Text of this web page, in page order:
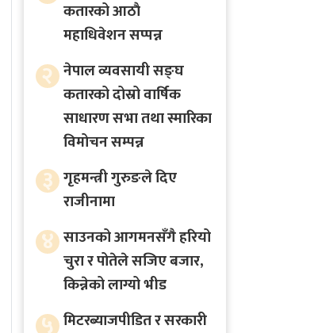
कतारको आठाै
महाधिवेशन सप्पन्न
२ नेपाल व्यवसायी सङ्घ
कतारको दोस्रो वार्षिक
साधारण सभा तथा स्मारिका
विमोचन सम्पन्न
३ गृहमन्त्री गुरुङले दिए
राजीनामा
४ साउनको आगमनसँगै हरियो
चुरा र पोतेले सजिए बजार,
किन्नेको लाग्यो भीड
मिटरब्याजपीडित र सरकारी